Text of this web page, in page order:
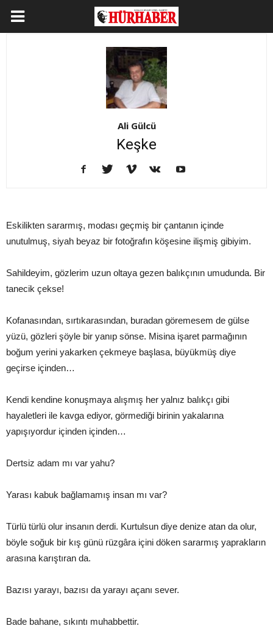
Ali Gülcü
Keşke
Eskilikten sararmış, modası geçmiş bir çantanın içinde
unutulmuş, siyah beyaz bir fotoğrafın köşesine ilişmiş gibiyim.
Sahildeyim, gözlerim uzun oltaya gezen balıkçının umudunda. Bir
tanecik çekse!
Kofanasından, sırtıkarasından, buradan göremesem de gülse
yüzü, gözleri şöyle bir yanıp sönse. Misina işaret parmağının
boğum yerini yakarken çekmeye başlasa, büyükmüş diye
geçirse içinden…
Kendi kendine konuşmaya alışmış her yalnız balıkçı gibi
hayaletleri ile kavga ediyor, görmediği birinin yakalarına
yapışıyordur içinden içinden…
Dertsiz adam mı var yahu?
Yarası kabuk bağlamamış insan mı var?
Türlü türlü olur insanın derdi. Kurtulsun diye denize atan da olur,
böyle soğuk bir kış günü rüzgâra içini döken sararmış yaprakların
arasına karıştıran da.
Bazısı yarayı, bazısı da yarayı açanı sever.
Bade bahane, sıkıntı muhabbettir.